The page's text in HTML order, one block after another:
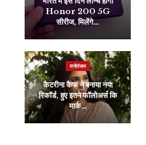
Honor 200 5G
सीरीज, मिलेंगे…
मनोरंजन
कैटरीना कैफ ने बनाया नया
रिकॉर्ड, हुए इतने फॉलोअर्स कि
मार्क…